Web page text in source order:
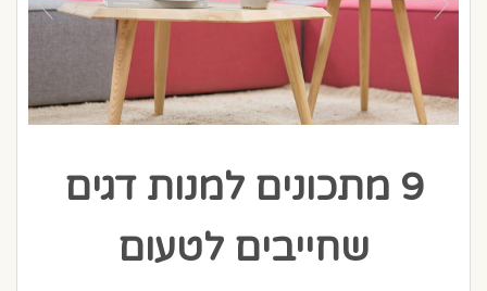
9 מתכונים למנות דגים
שחייבים לטעום